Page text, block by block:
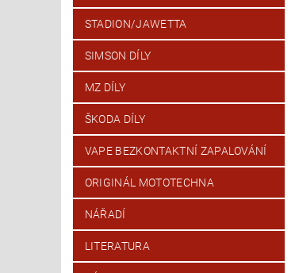
STADION/JAWETTA
SIMSON DÍLY
MZ DÍLY
ŠKODA DÍLY
VAPE BEZKONTAKTNÍ ZAPALOVÁNÍ
ORIGINÁL MOTOTECHNA
NÁŘADÍ
LITERATURA